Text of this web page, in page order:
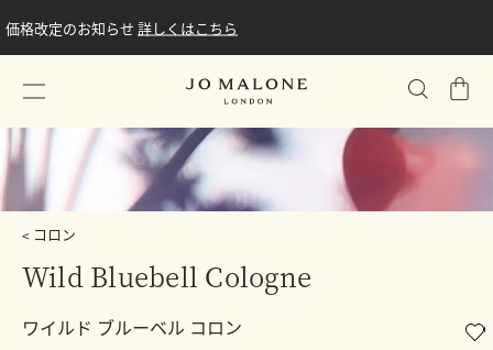
価格改定のお知らせ 詳しくはこちら
シ
ッ
コロン
Wild Bluebell Cologne
ワイルド ブルーベル コロン